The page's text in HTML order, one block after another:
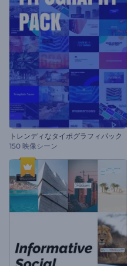
トレンディなタイポグラフィパック
150 映像シーン